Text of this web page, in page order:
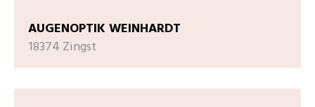
AUGENOPTIK WEINHARDT
18374 Zingst